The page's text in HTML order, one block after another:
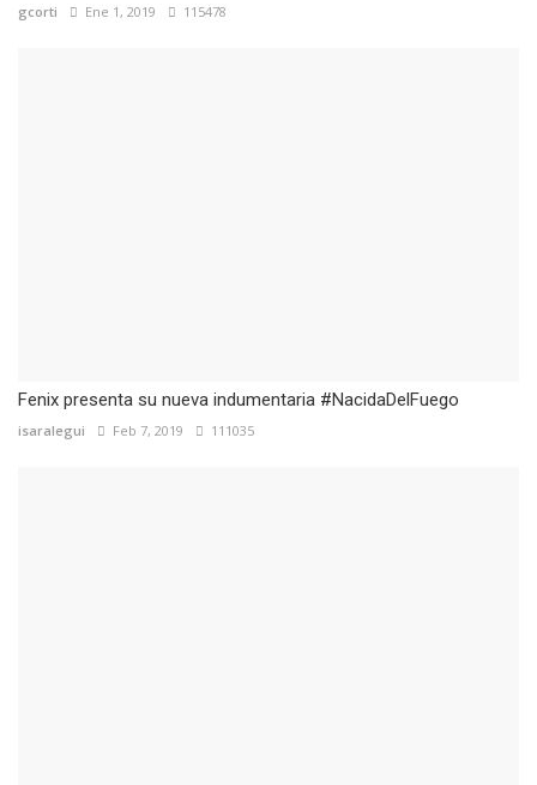
gcorti Ene 1, 2019 115478
Fenix presenta su nueva indumentaria #NacidaDelFuego
isaralegui Feb 7, 2019 111035